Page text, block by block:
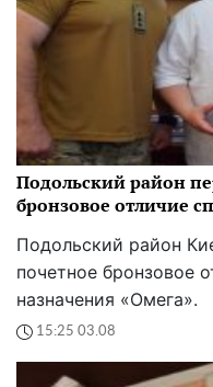
Подольский район
бронзовое отличие
Подольский район
почетное бронзовое
назначения «Омега».
15:25 03.08